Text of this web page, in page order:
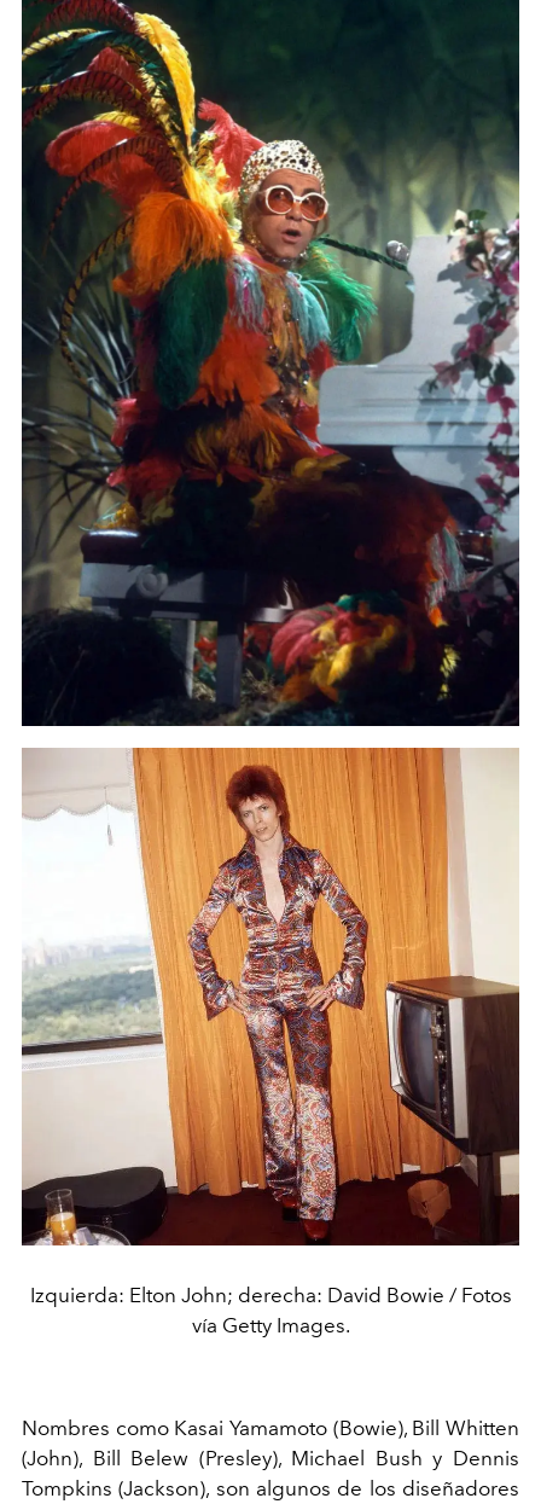
Izquierda: Elton John; derecha: David Bowie / Fotos
vía Getty Images.
Nombres como Kasai Yamamoto (Bowie), Bill Whitten
(John), Bill Belew (Presley), Michael Bush y Dennis
Tompkins (Jackson), son algunos de los diseñadores